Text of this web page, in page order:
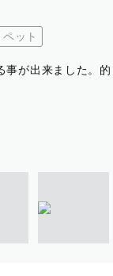
ペット
事が出来ました。的